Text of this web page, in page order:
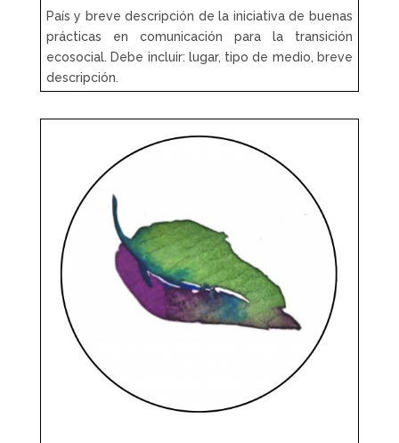
País y breve descripción de la iniciativa de buenas
prácticas en comunicación para la transición
ecosocial. Debe incluir: lugar, tipo de medio, breve
descripción.